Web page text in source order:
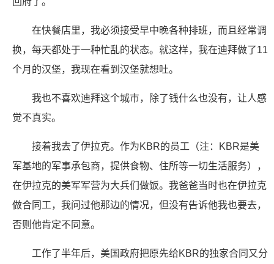
在快餐店里，我必须接受早中晚各种排班，而且经常调
换，每天都处于一种忙乱的状态。就这样，我在迪拜做了11
个月的汉堡，我现在看到汉堡就想吐。
我也不喜欢迪拜这个城市，除了钱什么也没有，让人感
觉不真实。
接着我去了伊拉克。作为KBR的员工（注：KBR是美
军基地的军事承包商，提供食物、住所等一切生活服务），
在伊拉克的美军军营为大兵们做饭。我爸爸当时也在伊拉克
做合同工，我问过他那边的情况，但没有告诉他我也要去，
否则他肯定不同意。
工作了半年后，美国政府把原先给KBR的独家合同又分